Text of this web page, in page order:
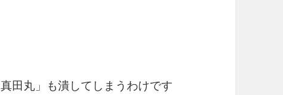
田丸」も潰してしまうわけです